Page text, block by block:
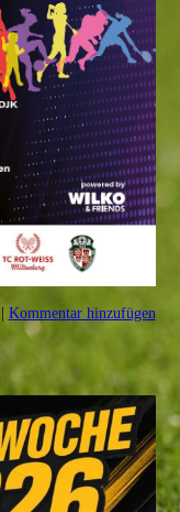
Kommentar hinzufügen